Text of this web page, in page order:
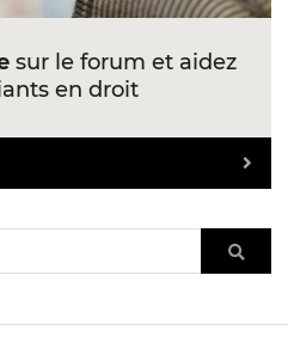
sur le forum et aidez
en droit